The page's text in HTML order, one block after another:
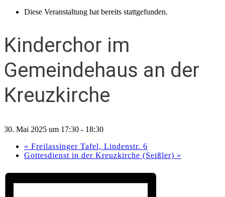
Diese Veranstaltung hat bereits stattgefunden.
Kinderchor im
Gemeindehaus an der
Kreuzkirche
30. Mai 2025 um 17:30 - 18:30
« Freilassinger Tafel, Lindenstr. 6
Gottesdienst in der Kreuzkirche (Seißler) »